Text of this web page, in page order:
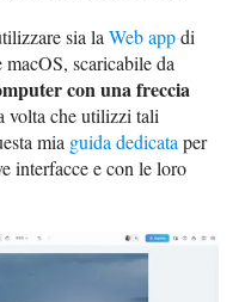
sia laWeb appdi
scaricabile da
con una freccia
volta che utilizzi tali
mia guida dedicata per
interfacce e con le loro